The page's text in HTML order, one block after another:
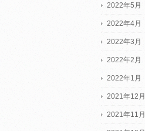
2022年5月
2022年4月
2022年3月
2022年2月
2022年1月
2021年12月
2021年11月